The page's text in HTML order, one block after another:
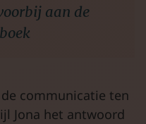
aan de
communicatie ten
Jona het antwoord